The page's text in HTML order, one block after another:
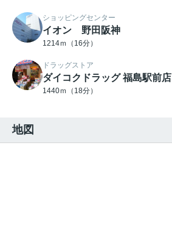
ショッピングセンター
イオン 野田阪神
1214ｍ（16分）
ドラッグストア
ダイコクドラッグ 福島駅前店
1440ｍ（18分）
地図